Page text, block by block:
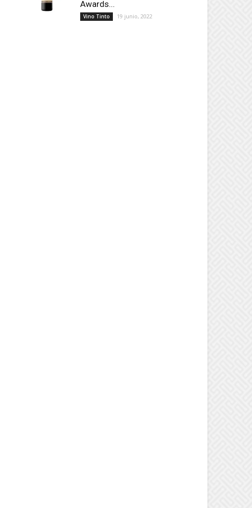
Awards...
Vino Tinto 19 junio, 2022